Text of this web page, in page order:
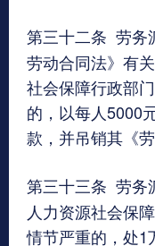
第三十二条 劳务
劳动合同法》有
社会保障行政部
的，以每人5000
款，并吊销其《
第三十三条 劳务
人力资源社会保
情节严重的，处1